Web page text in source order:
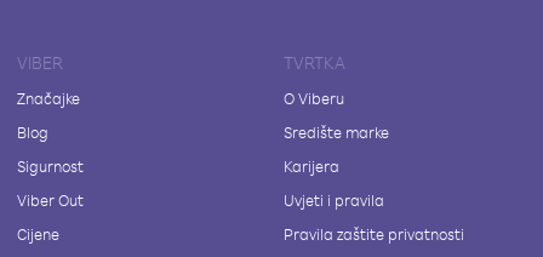
VIBER
Značajke
Blog
Sigurnost
Viber Out
Cijene
TVRTKA
O Viberu
Središte marke
Karijera
Uvjeti i pravila
Pravila zaštite privatnosti